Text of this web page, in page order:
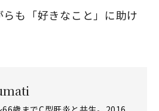
も「好きなこと」に助け